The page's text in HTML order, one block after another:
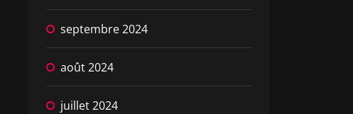
septembre 2024
août 2024
juillet 2024